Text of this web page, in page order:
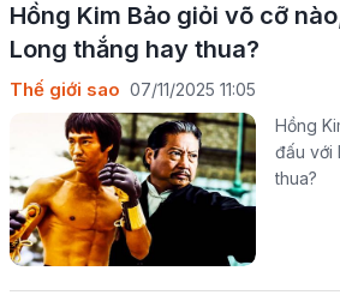
Hồng Kim Bảo giỏi võ cỡ
Long thắng hay thua?
Thế giới sao 07/11/2025 11:05
Hồng
đấu với
thua?